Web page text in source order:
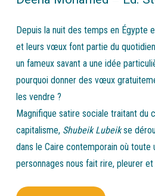
Depuis la nuit des temps en Égypte
et leurs vœux font partie du
un fameux savant a une idée
pourquoi donner des vœux
les vendre ?
Magnifique satire sociale traitant du
capitalisme, Shubeik Lubeikse
dans le Caire contemporain où toute
personnages nous fait rire, pleurer